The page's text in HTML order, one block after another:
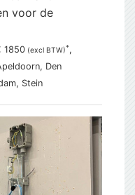
voor de
1850 (excl BTW)*,
Den
Stein